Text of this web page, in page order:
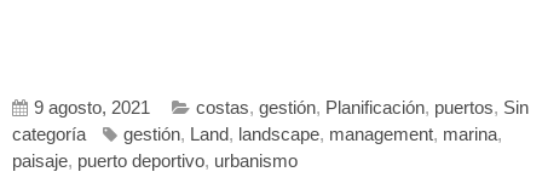
9 agosto, 2021 costas, gestión, Planificación, puertos, Sin
categoría
gestión, Land, landscape, management, marina,
paisaje, puerto deportivo, urbanismo